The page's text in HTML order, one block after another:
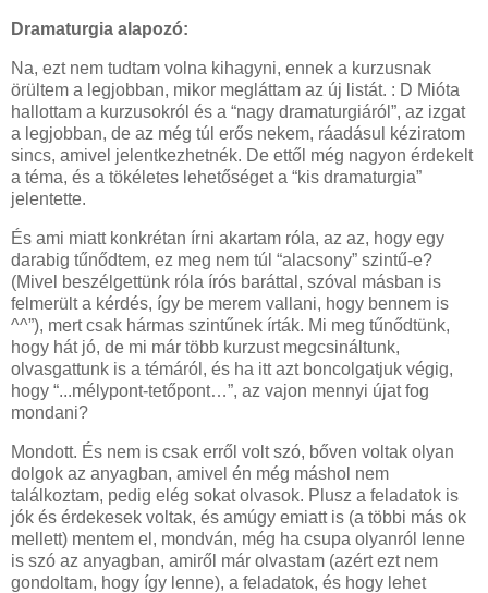
Dramaturgia alapozó:
Na, ezt nem tudtam volna kihagyni, ennek a kurzusnak
örültem a legjobban, mikor megláttam az új listát. : D Mióta
hallottam a kurzusokról és a “nagy dramaturgiáról”, az izgat
a legjobban, de az még túl erős nekem, ráadásul kéziratom
sincs, amivel jelentkezhetnék. De ettől még nagyon érdekelt
a téma, és a tökéletes lehetőséget a “kis dramaturgia”
jelentette.
És ami miatt konkrétan írni akartam róla, az az, hogy egy
darabig tűnődtem, ez meg nem túl “alacsony” szintű-e?
(Mivel beszélgettünk róla írós baráttal, szóval másban is
felmerült a kérdés, így be merem vallani, hogy bennem is
^^”), mert csak hármas szintűnek írták. Mi meg tűnődtünk,
hogy hát jó, de mi már több kurzust megcsináltunk,
olvasgattunk is a témáról, és ha itt azt boncolgatjuk végig,
hogy “...mélypont-tetőpont…”, az vajon mennyi újat fog
mondani?
Mondott. És nem is csak erről volt szó, bőven voltak olyan
dolgok az anyagban, amivel én még máshol nem
találkoztam, pedig elég sokat olvasok. Plusz a feladatok is
jók és érdekesek voltak, és amúgy emiatt is (a többi más ok
mellett) mentem el, mondván, még ha csupa olyanról lenne
is szó az anyagban, amiről már olvastam (azért ezt nem
gondoltam, hogy így lenne), a feladatok, és hogy lehet